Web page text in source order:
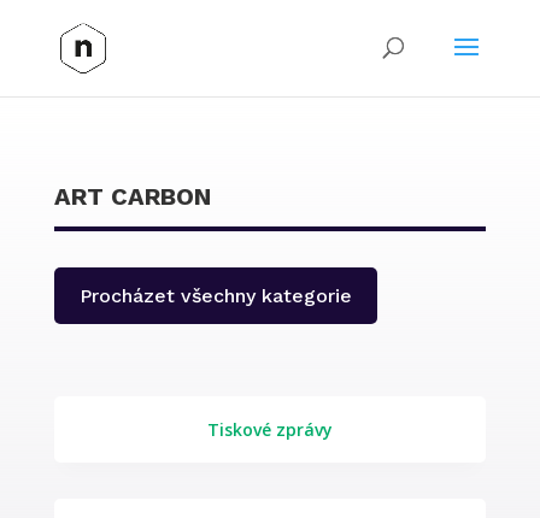
ART CARBON
Procházet všechny kategorie
Tiskové zprávy